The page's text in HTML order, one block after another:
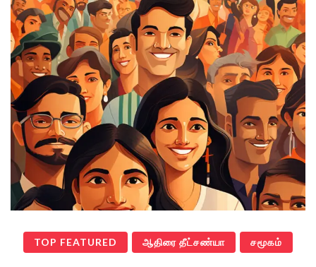
TOP FEATURED ஆதிரை தீட்சண்யா சமூகம்